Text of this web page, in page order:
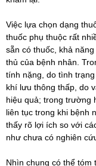
Việc lựa chọn dạng
thuốc phụ thuộc rất
sẵn có thuốc, khả
thủ của bệnh nhân.
tính nặng, do tình
khí lưu thông thấp, do
hiệu quả; trong trường
liên tục trong khi bệnh
thấy rõ lợi ích so với
như chưa có nghiên
Nhìn chung có thể tóm